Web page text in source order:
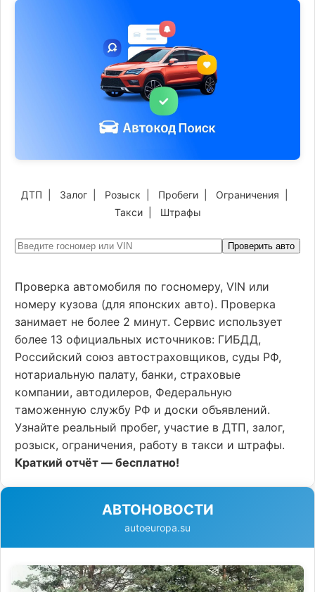
ДТП Залог Розыск Пробеги Ограничения
Такси| Штрафы
Проверить авто
Проверка автомобиля по госномеру, VIN или
номеру кузова (для японских авто). Проверка
занимает не более 2 минут. Сервис использует
более 13 официальных источников: ГИБДД,
Российский союз автостраховщиков, суды РФ,
нотариальную палату, банки, страховые
компании, автодилеров, Федеральную
таможенную службу РФ и доски объявлений.
Узнайте реальный пробег, участие в ДТП, залог,
розыск, ограничения, работу в такси и штрафы.
Краткий отчёт — бесплатно!
АВТОНОВОСТИ
autoeuropa.su